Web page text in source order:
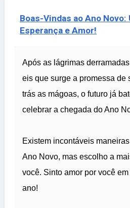
Boas-Vindas ao Ano Novo:
Esperança e Amor!
Após as lágrimas
eis que surge a promessa de
trás as mágoas, o futuro já
celebrar a chegada do Ano
Existem incontáveis
Ano Novo, mas escolho a
você. Sinto amor por você
ano!